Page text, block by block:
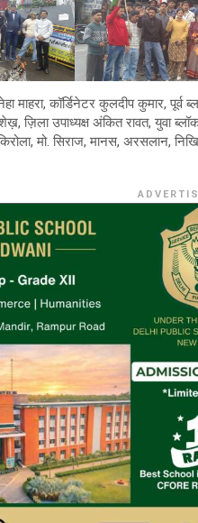
माहरा, कॉर्डिनेटर कुलदीप कुमार, पूर्व
ज़िला उपाध्यक्ष अंकित रावत, युवा
किरोला, मो. सिराज, मानस,